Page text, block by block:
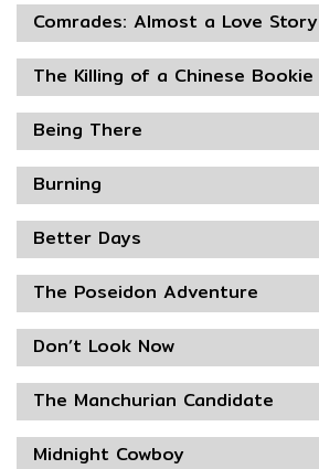
Comrades: Almost a Love Story
The Killing of a Chinese Bookie
Being There
Burning
Better Days
The Poseidon Adventure
Don’t Look Now
The Manchurian Candidate
Midnight Cowboy